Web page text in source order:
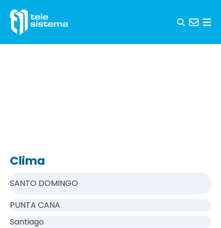
Clima
SANTO DOMINGO
PUNTA CANA
Santiago